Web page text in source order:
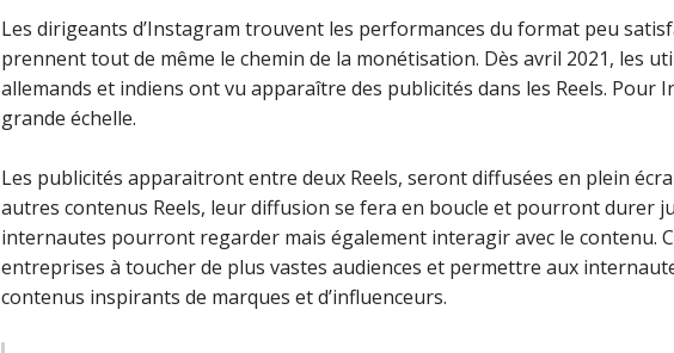
Les dirigeants d’Instagram trouvent les performances du format peu
prennent tout de même le chemin de la monétisation. Dès avril 2021, les
allemands et indiens ont vu apparaître des publicités dans les Reels. Pour
grande échelle.
Les publicités apparaitront entre deux Reels, seront diffusées en plein
autres contenus Reels, leur diffusion se fera en boucle et pourront durer
internautes pourront regarder mais également interagir avec le contenu.
entreprises à toucher de plus vastes audiences et permettre aux
contenus inspirants de marques et d’influenceurs.